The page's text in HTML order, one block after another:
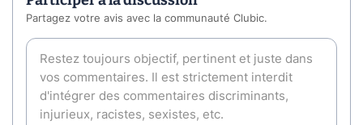
Partagez votre avis avec la communauté Clubic.